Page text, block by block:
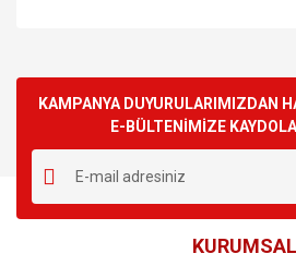
Yorum Yaz
kullanarak tarafımıza iletebilirsiniz.
Görüş ve önerileriniz için teşekkür
Ürün resmi kalitesiz, bozuk veya
Ürün açıklamasında eksik bilgiler
Ürün bilgilerinde hatalar bulunuyor.
Ürün fiyatı diğer sitelerden daha
KAMPANYA DUYURULARIMIZDAN
E-BÜLTENİMİZE
KURUMSAL